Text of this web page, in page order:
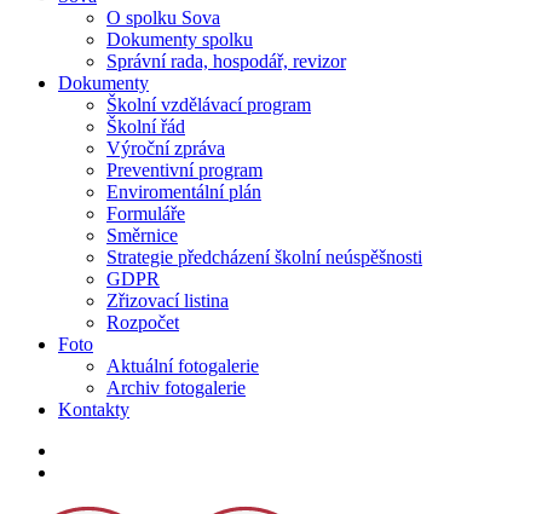
O spolku Sova
Dokumenty spolku
Správní rada, hospodář, revizor
Dokumenty
Školní vzdělávací program
Školní řád
Výroční zpráva
Preventivní program
Enviromentální plán
Formuláře
Směrnice
Strategie předcházení školní neúspěšnosti
GDPR
Zřizovací listina
Rozpočet
Foto
Aktuální fotogalerie
Archiv fotogalerie
Kontakty